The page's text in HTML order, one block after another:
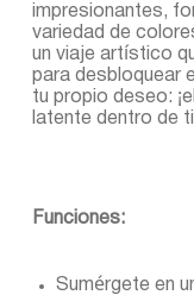
impresionantes,
variedad de
un viaje artístico
para desbloquear
tu propio deseo:
latente dentro de
Funciones:
Sumérgete en